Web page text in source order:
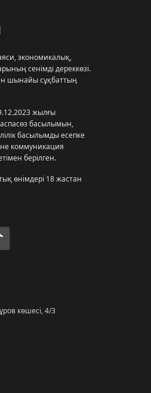
экономикалық,
сенімді дереккөзі.
шынайы сұқбаттың
жылғы
басылымын,
басылымды есепке
коммуникация
берілген.
өнімдері 18 жастан
көшесі, 4/3